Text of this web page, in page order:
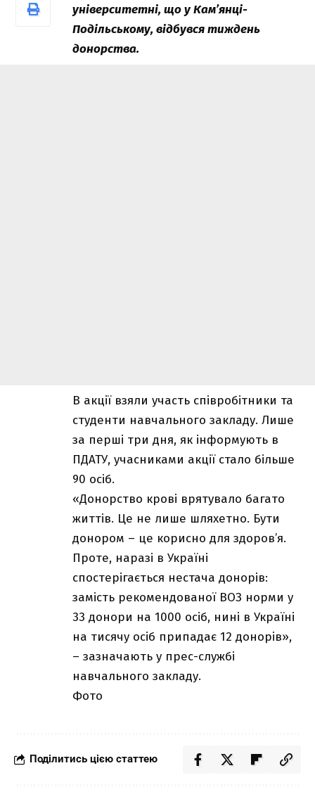
університетні, що у Кам’янці-
Подільському, відбувся тиждень
донорства.
В акції взяли участь співробітники та
студенти навчального закладу. Лише
за перші три дня, як інформують в
ПДАТУ, учасниками акції стало більше
90 осіб.
«Донорство крові врятувало багато
життів. Це не лише шляхетно. Бути
донором – це корисно для здоров’я.
Проте, наразі в Україні
спостерігається нестача донорів:
замість рекомендованої ВОЗ норми у
33 донори на 1000 осіб, нині в Україні
на тисячу осіб припадає 12 донорів»,
– зазначають у прес-службі
навчального закладу.
Фото
Поділитись цією статтею